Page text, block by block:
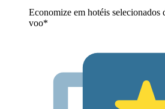
Economize em hotéis selecionados
voo*